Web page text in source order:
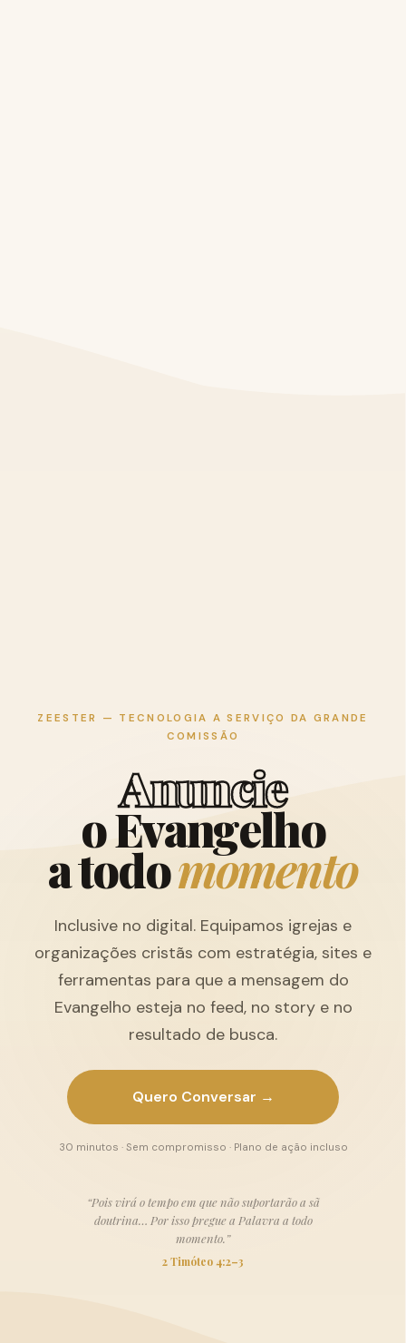
ZEESTER — TECNOLOGIA A SERVIÇO DA GRANDE
COMISSÃO
Anuncie
oEvangelho
atodomomento
Inclusive no digital. Equipamos igrejas e
organizações cristãs com estratégia, sites e
ferramentas para que a mensagem do
Evangelho esteja no feed, no story e no
resultado de busca.
Quero Conversar →
30 minutos · Sem compromisso · Plano de ação incluso
“Pois virá o tempo em que não suportarão a sã
doutrina… Por isso pregue a Palavra a todo
momento.”
2 Timóteo 4:2–3